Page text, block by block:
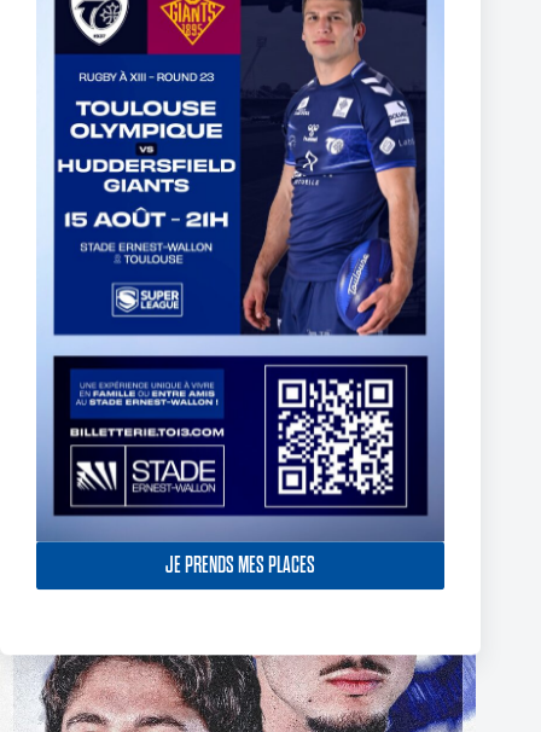
JE PRENDS MES PLACES
The End of Reubenn Rennie’s Olympian Journey
6 août 2026